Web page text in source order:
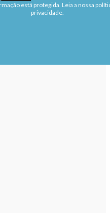
está protegida. Leia a nossa
privacidade.